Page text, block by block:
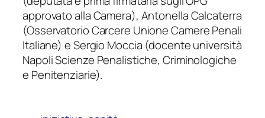
approvato alla Camera), Antonella Calcaterra
(Osservatorio Carcere Unione Camere Penali
Italiane) e Sergio Moccia (docente università
Napoli Scienze Penalistiche, Criminologiche
e Penitenziarie).